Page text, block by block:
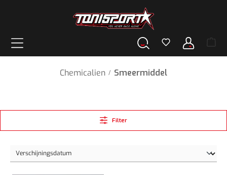
Chemicalien / Smeermiddel
Filter